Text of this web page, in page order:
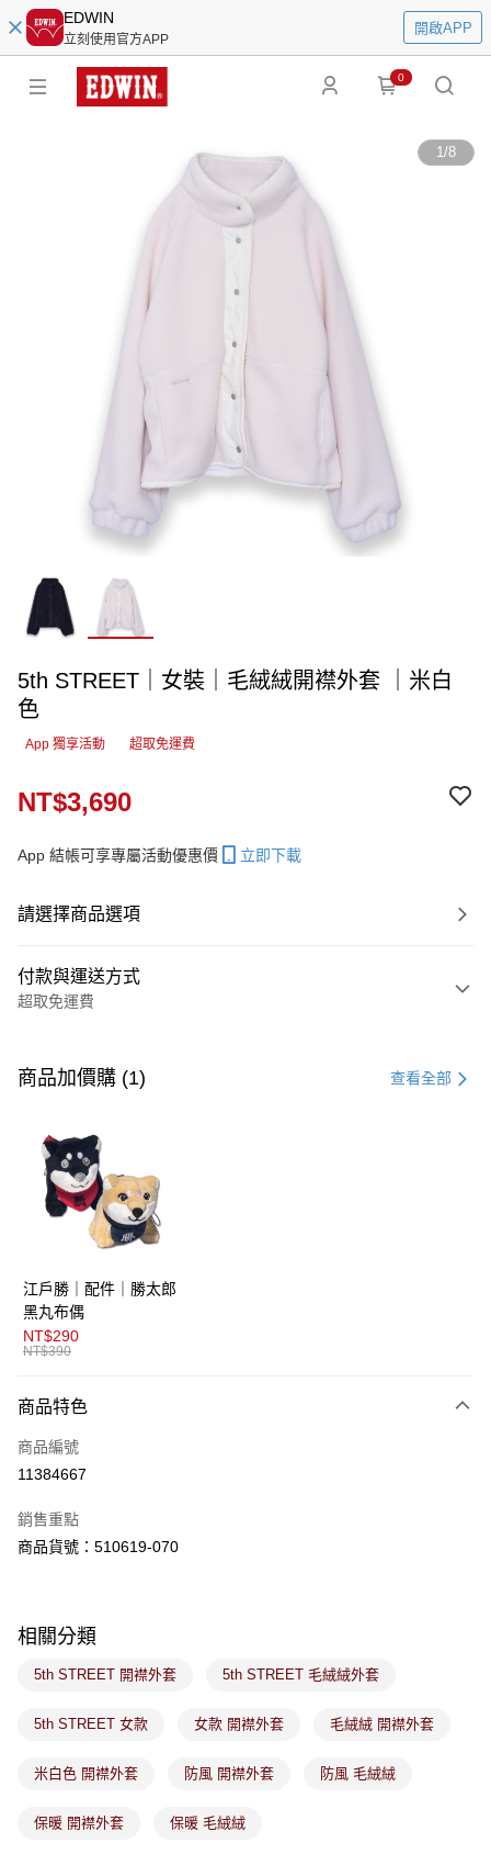
EDWIN
立刻使用官方APP
開啟APP
0
1/8
5th STREET｜女裝｜毛絨絨開襟外套 ｜米白
色
App 獨享活動 超取免運費
NT$3,690
App 結帳可享專屬活動優惠價 立即下載
請選擇商品選項
付款與運送方式
超取免運費
信用卡一次付款
LINE Pay
AFTEE先享後付
【關於「AFTEE先享後付」】
便利好安心！
１．簡單：不需註冊會員、不需綁卡、不需儲值。
２．便利：只要手機號碼，簡訊認證，即可結帳。
３．安心：先確認商品／服務後，再付款。
１．於結帳方式選擇「AFTEE先享後付」後，將跳轉至「AFTEE先享後付」
２．訂單成立數日內，您將收到繳費通知簡訊。
３．收到繳費通知簡訊後14天內，點擊此簡訊中的連結，可透過四大超商／
購買商品的店家。未經商家同意取消之訂單仍視為有效，需透過AFTEE先享
後付繳納相關費用。
【注意事項】
易，需依本服務之必要範圍內提供個人資料，並將交易相關給付款項請求債
２．關於個人資料處理事宜，請瀏覽以下網址：
３．未成年的使用者請事先徵得法定代理人或監護人之同意方可使用
「AFTEE先享後付」，若未經同意申辦者引起之損失，本公司不負相關責
４．使用「AFTEE先享後付」時，將依據個別帳號之用戶狀況，依本公司即
運送方式
全家取貨付款
免運費
免運費
7-11取貨付款
免運費
宅配
商品加價購 (1) 查看全部
江戶勝｜配件｜勝太郎
黑丸布偶
NT$290
NT$390
商品特色
商品編號
11384667
銷售重點
商品貨號：510619-070
相關分類
5th STREET 開襟外套 5th STREET 毛絨絨外套
5th STREET 女款 女款 開襟外套 毛絨絨 開襟外套
米白色 開襟外套 防風 開襟外套 防風 毛絨絨
保暖 開襟外套 保暖 毛絨絨